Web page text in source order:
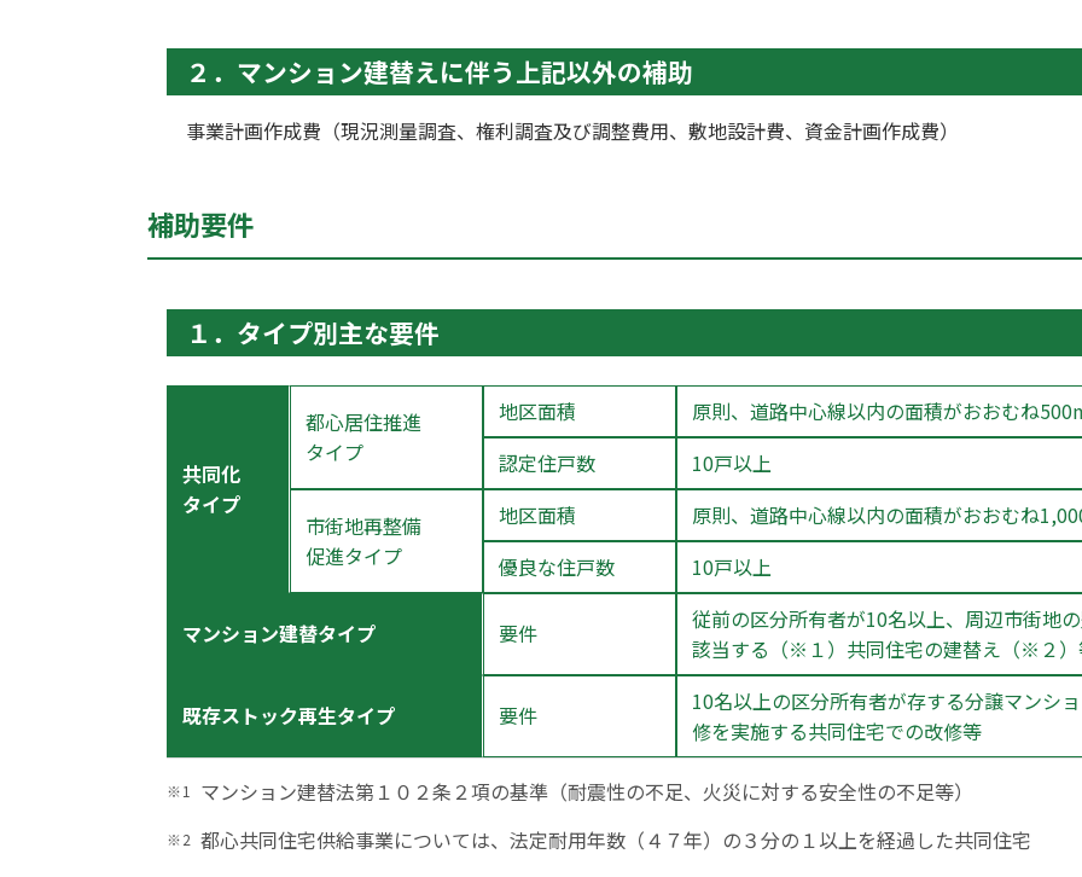
２．マンション建替えに伴う上記以外の補助
事業計画作成費（現況測量調査、権利調査及び調整費用、敷地設計費、資金計画作成費）
補助要件
１．タイプ別主な要件
共同化
タイプ
都心居住推進
タイプ
地区面積
原則、道路中心線以内の面積がおおむね
認定住戸数
10戸以上
市街地再整備
促進タイプ
地区面積
原則、道路中心線以内の面積がおおむね
優良な住戸数
10戸以上
マンション建替タイプ 要件
従前の区分所有者が10名以上、周辺市街地
該当する（※１）共同住宅の建替え（※２
既存ストック再生タイプ 要件
10名以上の区分所有者が存する分譲マンシ
修を実施する共同住宅での改修等
マンション建替法第１０２条２項の基準（耐震性の不足、火災に対する安全性の不足等）
都心共同住宅供給事業については、法定耐用年数（４７年）の３分の１以上を経過した共同住宅